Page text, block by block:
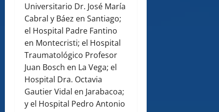
Universitario Dr. José María
Cabral y Báez en Santiago;
el Hospital Padre Fantino
en Montecristi; el Hospital
Traumatológico Profesor
Juan Bosch en La Vega; el
Hospital Dra. Octavia
Gautier Vidal en Jarabacoa;
y el Hospital Pedro Antonio